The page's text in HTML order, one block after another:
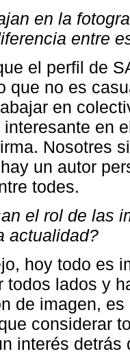
en la
entre
el perfil de
que no es
en
interesante en
Nosotres
un autor
todes.
el rol de las
actualidad?
hoy todo es
todos lados y
de imagen,
considerar
interés